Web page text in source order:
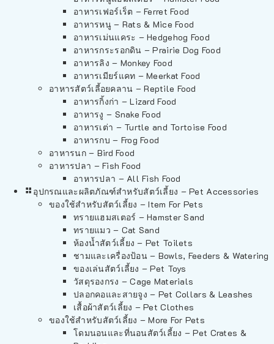
อาหารเฟอร์เร็ต – Ferret Food
อาหารหนู – Rats & Mice Food
อาหารเม่นแคระ – Hedgehog Food
อาหารกระรอกดิน – Prairie Dog Food
อาหารลิง – Monkey Food
อาหารเมียร์แคท – Meerkat Food
อาหารสัตว์เลี้อยคลาน – Reptile Food
อาหารกิ้งก่า – Lizard Food
อาหารงู – Snake Food
อาหารเต่า – Turtle and Tortoise Food
อาหารกบ – Frog Food
อาหารนก – Bird Food
อาหารปลา – Fish Food
อาหารปลา – All Fish Food
อุปกรณและผลิตภัณฑ์สำหรับสัตว์เลี้ยง – Pet Accessories
ของใช้สำหรับสัตว์เลี้ยง – Item For Pets
ทรายแฮมสเตอร์ – Hamster Sand
ทรายแมว – Cat Sand
ห้องน้ำสัตว์เลี้ยง – Pet Toilets
ชามและเครื่องป้อน – Bowls, Feeders & Watering
ของเล่นสัตว์เลี้ยง – Pet Toys
วัสดุรองกรง – Cage Materials
ปลอกคอและสายจูง – Pet Collars & Leashes
เสื้อผ้าสัตว์เลี้ยง – Pet Clothes
ของใช้สำหรับสัตว์เลี้ยง – More For Pets
โดมนอนและที่นอนสัตว์เลี้ยง – Pet Crates &